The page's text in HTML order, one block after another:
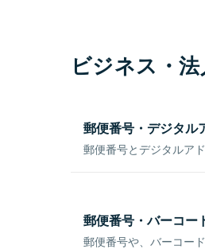
ビジネス・
郵便番号・デジタル
郵便番号とデジタルア
郵便番号・バーコー
郵便番号や、バーコー